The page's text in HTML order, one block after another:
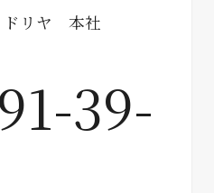
ドリヤ 本社
39-